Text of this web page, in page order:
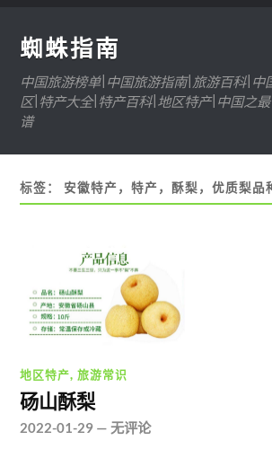
蜘蛛指南
中国旅游榜单|中国旅游指南|旅游百科|中
区|特产大全|特产百科|地区特产|中国之
谱
标签： 安徽特产，特产，酥梨，优质梨品
地区特产,旅游常识
砀山酥梨
2022-01-29 —无评论